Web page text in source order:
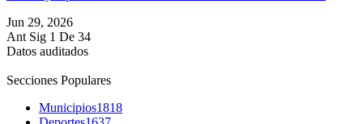
Jun 29, 2026
Ant Sig 1 De 34
Datos auditados
Secciones Populares
Municipios1818